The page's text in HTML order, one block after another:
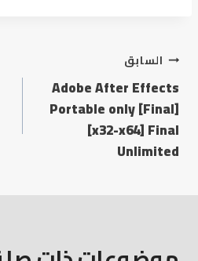
السابق
Adobe After Effects
Portable only [Final]
[x32-x64] Final
Unlimited